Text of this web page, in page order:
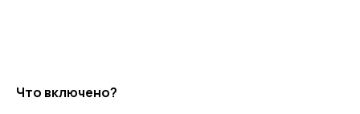
Что включено?